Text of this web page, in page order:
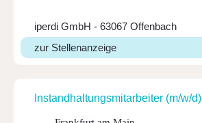
iperdi GmbH - 63067 Offenbach
zur Stellenanzeige
Instand­hal­tungs­mit­ar­beiter (m/w/d)